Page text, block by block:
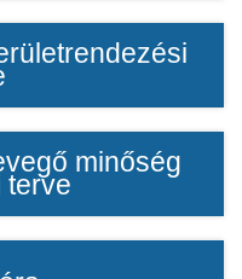
minőség
terve